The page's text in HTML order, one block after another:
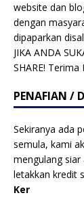
website dan
dengan
dipaparkan
JIKA ANDA
SHARE!
PENAFIAN /
Sekiranya ada
semula, kami
mengulang siar
letakkan kredit
Ker